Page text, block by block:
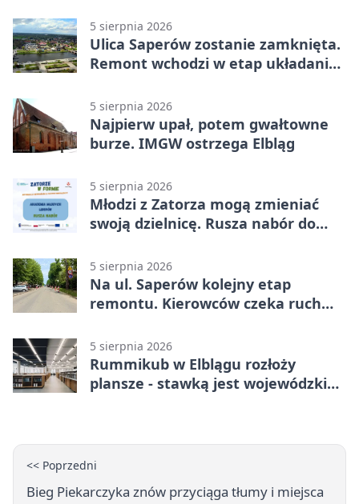
5 sierpnia 2026
Ulica Saperów zostanie zamknięta.
Remont wchodzi w etap układania
5 sierpnia 2026
Najpierw upał, potem gwałtowne
burze. IMGW ostrzega Elbląg
5 sierpnia 2026
Młodzi z Zatorza mogą zmieniać
swoją dzielnicę. Rusza nabór do
5 sierpnia 2026
Na ul. Saperów kolejny etap
remontu. Kierowców czeka ruch
5 sierpnia 2026
Rummikub w Elblągu rozłoży
plansze - stawką jest wojewódzki
<< Poprzedni
Bieg Piekarczyka znów przyciąga tłumy i miejsca